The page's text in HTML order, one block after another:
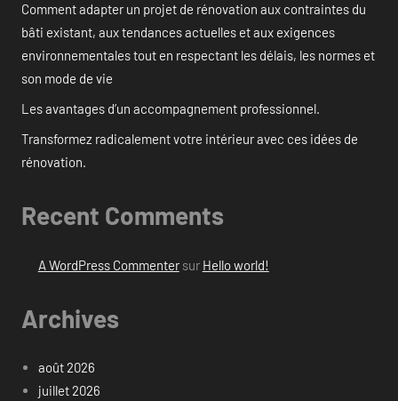
Comment adapter un projet de rénovation aux contraintes du
bâti existant, aux tendances actuelles et aux exigences
environnementales tout en respectant les délais, les normes et
son mode de vie
Les avantages d’un accompagnement professionnel.
Transformez radicalement votre intérieur avec ces idées de
rénovation.
Recent Comments
A WordPress Commentersur Hello world!
Archives
août 2026
juillet 2026